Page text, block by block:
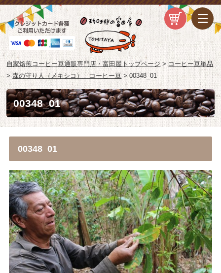
自家焙煎コーヒー豆通販専門店・富田屋トップページ>コーヒー豆単品
>森の守り人（メキシコ） コーヒー豆 >00348_01
00348_01
00348_01